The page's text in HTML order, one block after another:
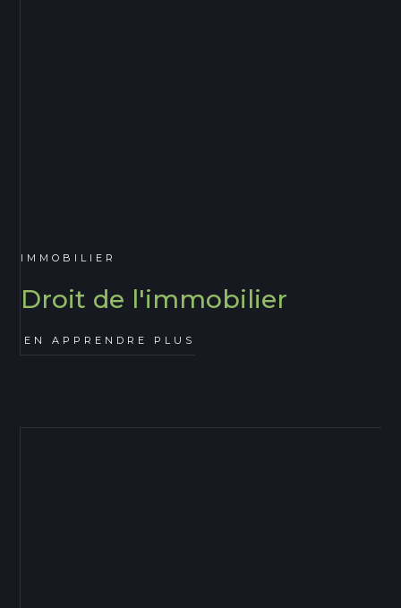
IMMOBILIER
Droit de l'immobilier
EN APPRENDRE PLUS